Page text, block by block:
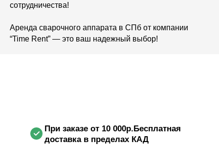
сотрудничества!
Аренда сварочного аппарата в СПб от компании
“Time Rent” — это ваш надежный выбор!
При заказе от 10 000р.Бесплатная
доставка в пределах КАД